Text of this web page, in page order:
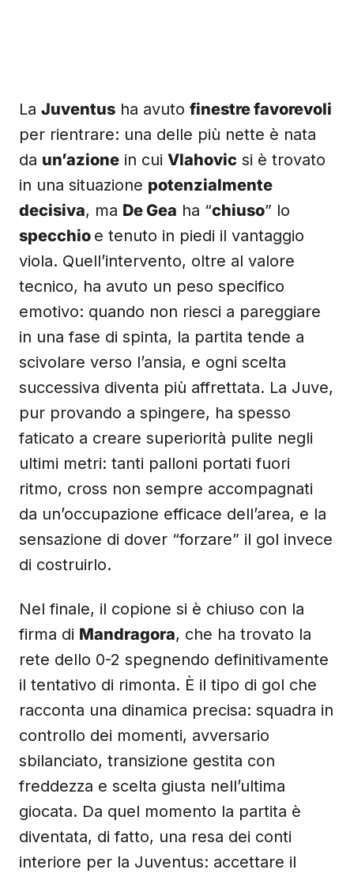
La Juventus ha avuto finestre favorevoli
per rientrare: una delle più nette è nata
da un’azione in cui Vlahovic si è trovato
in una situazione potenzialmente
decisiva, ma De Gea ha “chiuso” lo
specchio e tenuto in piedi il vantaggio
viola. Quell’intervento, oltre al valore
tecnico, ha avuto un peso specifico
emotivo: quando non riesci a pareggiare
in una fase di spinta, la partita tende a
scivolare verso l’ansia, e ogni scelta
successiva diventa più affrettata. La Juve,
pur provando a spingere, ha spesso
faticato a creare superiorità pulite negli
ultimi metri: tanti palloni portati fuori
ritmo, cross non sempre accompagnati
da un’occupazione efficace dell’area, e la
sensazione di dover “forzare” il gol invece
di costruirlo.
Nel finale, il copione si è chiuso con la
firma di Mandragora, che ha trovato la
rete dello 0-2 spegnendo definitivamente
il tentativo di rimonta. È il tipo di gol che
racconta una dinamica precisa: squadra in
controllo dei momenti, avversario
sbilanciato, transizione gestita con
freddezza e scelta giusta nell’ultima
giocata. Da quel momento la partita è
diventata, di fatto, una resa dei conti
interiore per la Juventus: accettare il